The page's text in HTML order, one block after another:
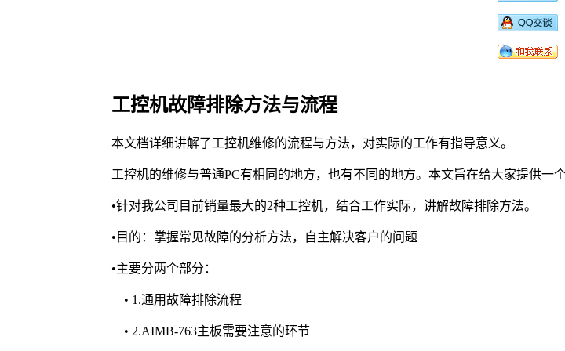
工控机故障排除方法与流程
本文档详细讲解了工控机维修的流程与方法，对实际的工作有指导意义。
工控机的维修与普通PC有相同的地方，也有不同的地方。本文旨在给大家提供一
•针对我公司目前销量最大的2种工控机，结合工作实际，讲解故障排除方法。
•目的：掌握常见故障的分析方法，自主解决客户的问题
•主要分两个部分：
• 1.通用故障排除流程
• 2.AIMB-763主板需要注意的环节